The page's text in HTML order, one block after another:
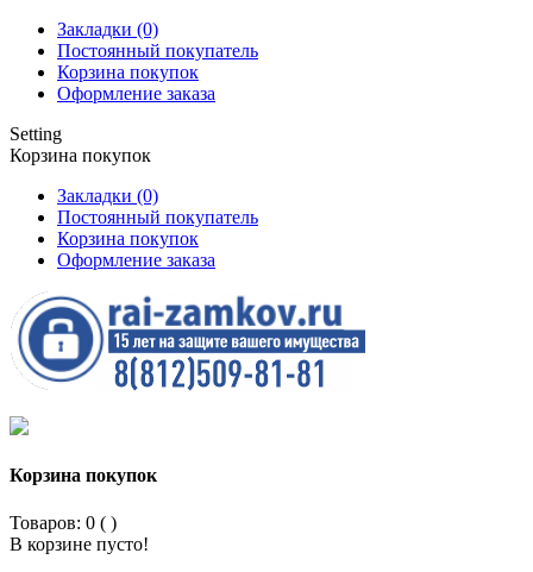
Закладки (0)
Постоянный покупатель
Корзина покупок
Оформление заказа
Setting
Корзина покупок
Закладки (0)
Постоянный покупатель
Корзина покупок
Оформление заказа
Корзина покупок
Товаров: 0 ( )
В корзине пусто!